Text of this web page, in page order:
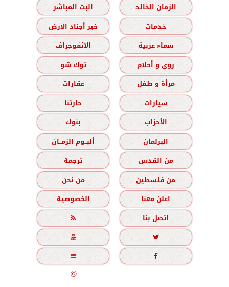
الزمان الخالد
البث المباشر
خدمات
خير أجناد الأرض
سماء عربية
الانفوجراف
رؤى و أحلام
توك شو
مرأة و طفل
عقارات
سيارات
حارتنا
الأحزاب
بنوك
البرلمان
ألبــوم الزمــان
من القدس
ترجمة
من فلسطين
من نحن
اعلن معنا
الخصوصية
اتصل بنا





جميع الحقوق محفوظة©